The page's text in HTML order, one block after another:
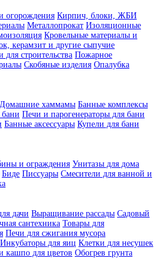
огорождения Кирпич, блоки, ЖБИ
Металлопрокат Изоляционные
Кровельные материалы и
керамзит и другие сыпучие
строительства Пожарное
Скобяные изделия Опалубка
Домашние хаммамы Банные комплексы
Печи и парогенераторы для бани
Банные аксессуары Купели для бани
и ограждения Унитазы для дома
Биде Писсуары Смесители для ванной и
дачи Выращивание рассады Садовый
сантехника Товары для
Печи для сжигания мусора
Инкубаторы для яиц Клетки для несушек
кашпо для цветов Обогрев грунта